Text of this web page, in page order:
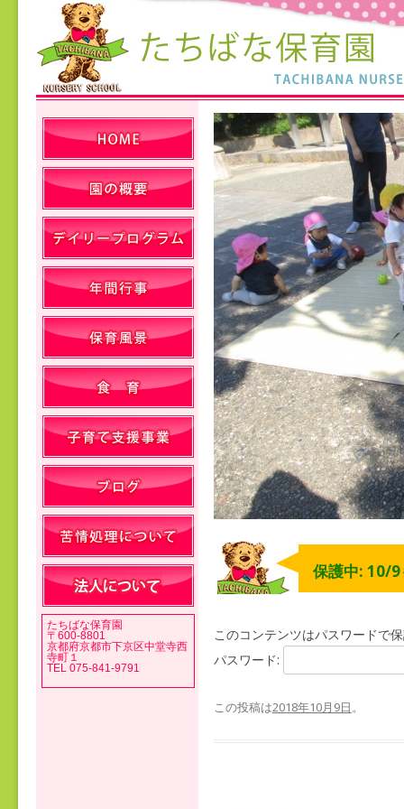
保護中: 10/9
このコンテンツはパスワードで
パスワード:
この投稿は2018年10月9日。
たちばな保育園
〒600-8801
京都府京都市下京区中堂寺西
寺町１
TEL 075-841-9791